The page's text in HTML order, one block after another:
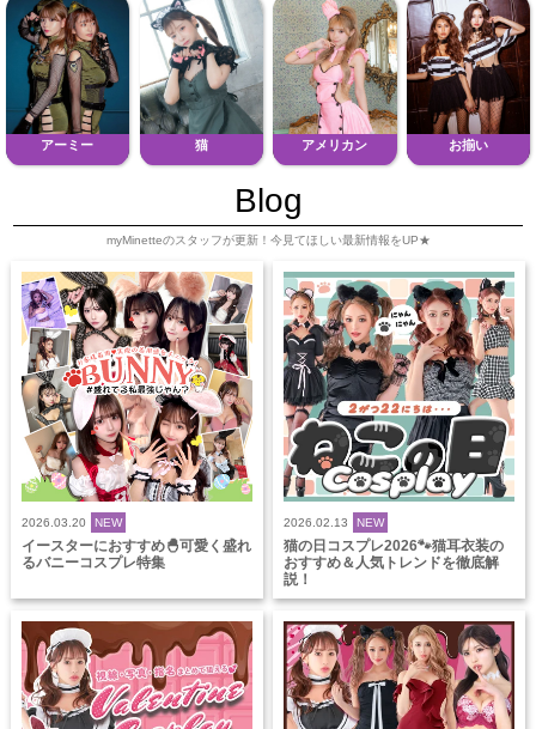
アーミー 猫 アメリカン お揃い
Blog
myMinetteのスタッフが更新！今見てほしい最新情報をUP★
2026.03.20 NEW
イースターにおすすめ🐣可愛く盛れ
るバニーコスプレ特集
2026.02.13 NEW
猫の日コスプレ2026🐾猫耳衣装の
おすすめ＆人気トレンドを徹底解
説！